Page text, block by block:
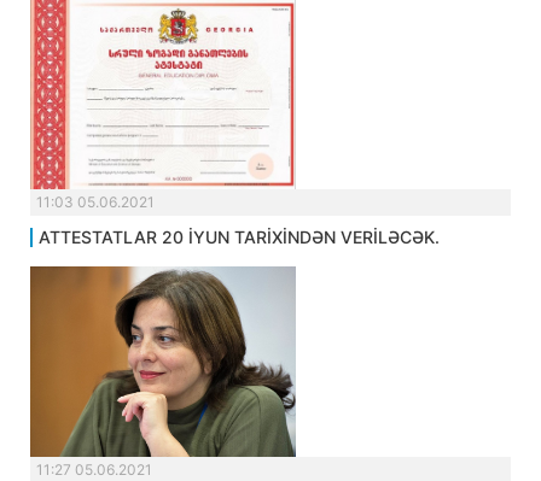
11:03 05.06.2021
ATTESTATLAR 20 İYUN TARİXİNDƏN VERİLƏCƏK.
11:27 05.06.2021